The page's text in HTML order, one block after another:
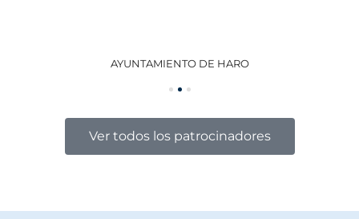
AYUNTAMIENTO DE HARO
Ver todos los patrocinadores